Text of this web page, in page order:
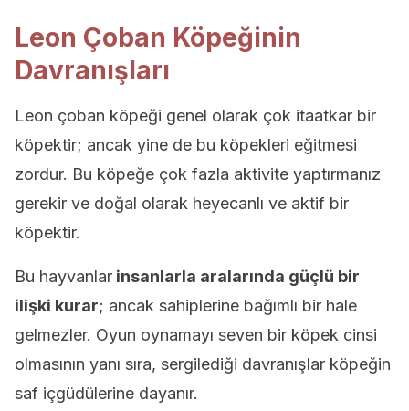
Leon Çoban Köpeğinin
Davranışları
Leon çoban köpeği genel olarak çok itaatkar bir
köpektir; ancak yine de bu köpekleri eğitmesi
zordur. Bu köpeğe çok fazla aktivite yaptırmanız
gerekir ve doğal olarak heyecanlı ve aktif bir
köpektir.
Bu hayvanlar insanlarla aralarında güçlü bir
ilişki kurar; ancak sahiplerine bağımlı bir hale
gelmezler. Oyun oynamayı seven bir köpek cinsi
olmasının yanı sıra, sergilediği davranışlar köpeğin
saf içgüdülerine dayanır.